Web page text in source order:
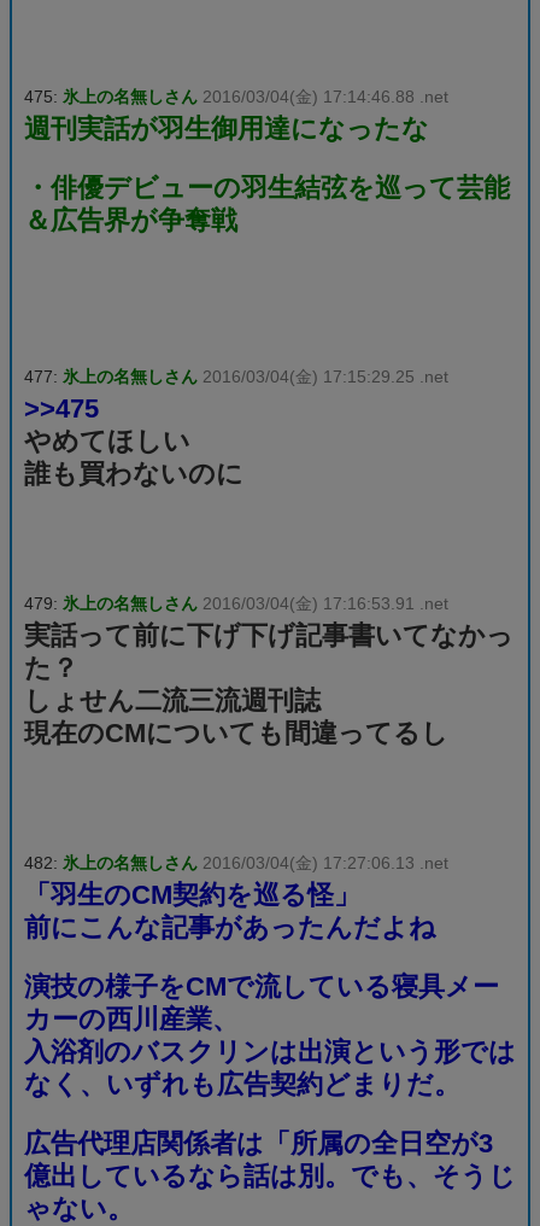
475: 氷上の名無しさん 2016/03/04(金) 17:14:46.88 .net
週刊実話が羽生御用達になったな
・俳優デビューの羽生結弦を巡って芸能
＆広告界が争奪戦
477: 氷上の名無しさん 2016/03/04(金) 17:15:29.25 .net
>>475
やめてほしい
誰も買わないのに
479: 氷上の名無しさん 2016/03/04(金) 17:16:53.91 .net
実話って前に下げ下げ記事書いてなかっ
た？
しょせん二流三流週刊誌
現在のCMについても間違ってるし
482: 氷上の名無しさん 2016/03/04(金) 17:27:06.13 .net
「羽生のCM契約を巡る怪」
前にこんな記事があったんだよね
演技の様子をCMで流している寝具メー
カーの西川産業、
入浴剤のバスクリンは出演という形では
なく、いずれも広告契約どまりだ。
広告代理店関係者は「所属の全日空が3
億出しているなら話は別。でも、そうじ
ゃない。